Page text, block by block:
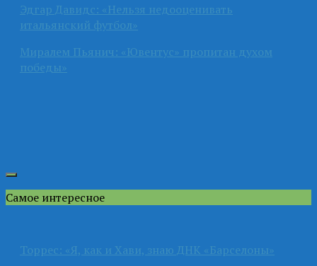
Эдгар Давидс: «Нельзя недооценивать
итальянский футбол»
Миралем Пьянич: «Ювентус» пропитан духом
победы»
Самое интересное
Торрес: «Я, как и Хави, знаю ДНК «Барселоны»